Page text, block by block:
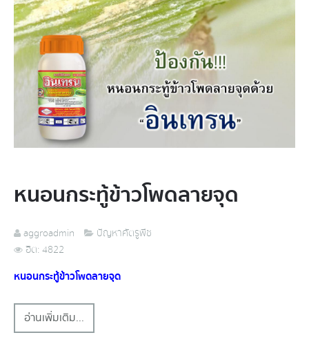
หนอนกระทู้​ข้าวโพด​ลา​ยจุด​
aggroadmin
ปัญหาศัตรูพืช
ฮิต: 4822
หนอนกระทู้​ข้าวโพด​ลา​ยจุด​
อ่านเพิ่มเติม...